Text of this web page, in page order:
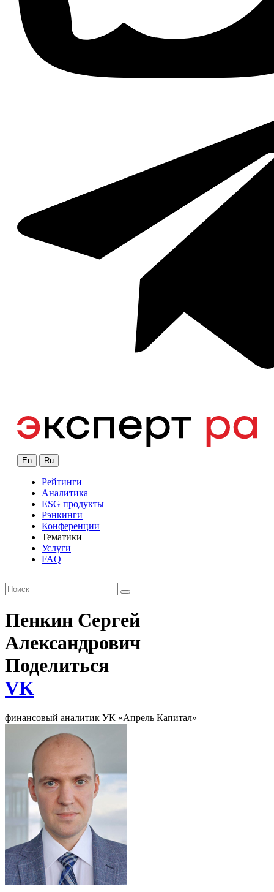
En Ru
Рейтинги
Аналитика
ESG продукты
Рэнкинги
Конференции
Тематики
Услуги
FAQ
Пенкин Сергей
Александрович
Поделиться
VK
финансовый аналитик УК «Апрель Капитал»